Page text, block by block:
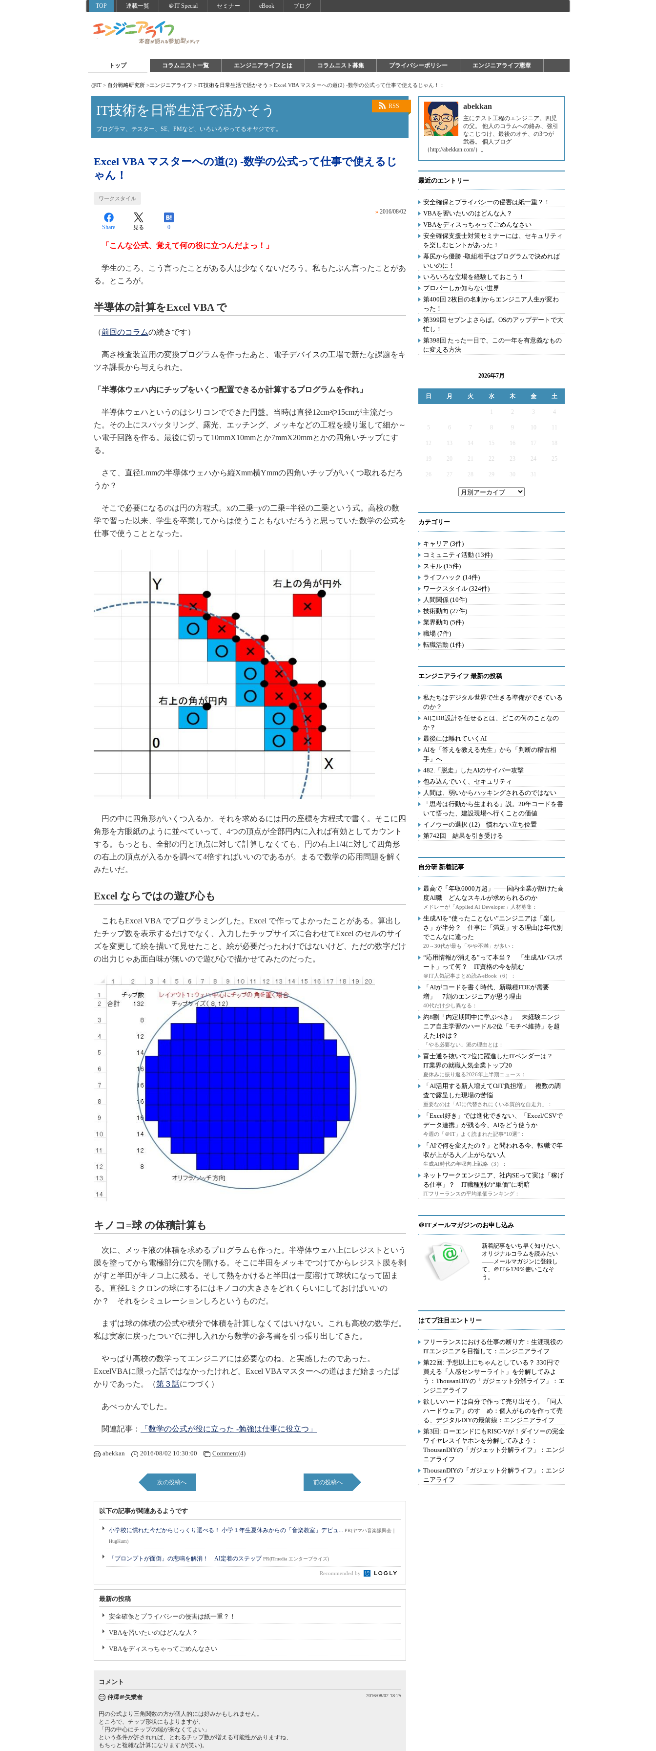
TOP 連載一覧 ＠IT Special セミナー eBook ブログ
トップ コラムニスト一覧 エンジニアライフとは コラムニスト募集 プライバシーポリシー エンジニアライフ憲章
@IT > 自分戦略研究所 >エンジニアライフ > IT技術を日常生活で活かそう > Excel VBA マスターへの道(2) -数学の公式って仕事で使えるじゃん！：
RSS
IT技術を日常生活で活かそう
プログラマ、テスター、SE、PMなど、いろいろやってるオヤジです。
Excel VBA マスターへの道(2) -数学の公式って仕事で使えるじ
ゃん！
ワークスタイル
» 2016/08/02
Share 見る 0
「こんな公式、覚えて何の役に立つんだよっ！」
学生のころ、こう言ったことがある人は少なくないだろう。私もたぶん言ったことがあ
る。ところが。
半導体の計算をExcel VBA で
（前回のコラムの続きです）
高さ検査装置用の変換プログラムを作ったあと、電子デバイスの工場で新たな課題をキ
ツネ課長から与えられた。
「半導体ウェハ内にチップをいくつ配置できるか計算するプログラムを作れ」
半導体ウェハというのはシリコンでできた円盤。当時は直径12cmや15cmが主流だっ
た。その上にスパッタリング、露光、エッチング、メッキなどの工程を繰り返して細か～
い電子回路を作る。最後に切って10mmX10mmとか7mmX20mmとかの四角いチップにす
る。
さて、直径Lmmの半導体ウェハから縦Xmm横Ymmの四角いチップがいくつ取れるだろ
うか？
そこで必要になるのは円の方程式。xの二乗+yの二乗=半径の二乗という式。高校の数
学で習った以来、学生を卒業してからは使うこともないだろうと思っていた数学の公式を
仕事で使うこととなった。
円の中に四角形がいくつ入るか。それを求めるには円の座標を方程式で書く。そこに四
角形を方眼紙のように並べていって、4つの頂点が全部円内に入れば有効としてカウント
する。もっとも、全部の円と頂点に対して計算しなくても、円の右上1/4に対して四角形
の右上の頂点が入るかを調べて4倍すればいいのであるが。まるで数学の応用問題を解く
みたいだ。
Excel ならではの遊び心も
これもExcel VBA でプログラミングした。Excel で作ってよかったことがある。算出し
たチップ数を表示するだけでなく、入力したチップサイズに合わせてExcel のセルのサイ
ズを変更して絵を描いて見せたこと。絵が必要だったわけではないけど、ただの数字だけ
の出力じゃあ面白味が無いので遊び心で描かせてみたのだった。
キノコ=球 の体積計算も
次に、メッキ液の体積を求めるプログラムも作った。半導体ウェハ上にレジストという
膜を塗ってから電極部分に穴を開ける。そこに半田をメッキでつけてからレジスト膜を剥
がすと半田がキノコ上に残る。そして熱をかけると半田は一度溶けて球状になって固ま
る。直径Lミクロンの球にするにはキノコの大きさをどれくらいにしておけばいいの
か？ それをシミュレーションしろというものだ。
まずは球の体積の公式や積分で体積を計算しなくてはいけない。これも高校の数学だ。
私は実家に戻ったついでに押し入れから数学の参考書を引っ張り出してきた。
やっぱり高校の数学ってエンジニアには必要なのね、と実感したのであった。
ExcelVBAに限った話ではなかったけれど。Excel VBAマスターへの道はまだ始まったば
かりであった。（第３話につづく）
あべっかんでした。
関連記事： 「数学の公式が役に立った -勉強は仕事に役立つ」
abekkan 2016/08/02 10:30:00 Comment(4)
次の投稿へ 前の投稿へ
以下の記事が関連あるようです
小学校に慣れた今だからじっくり選べる！ 小学１年生夏休みからの「音楽教室」デビュ... PR(ヤマハ音楽振興会｜
HugKum)
「プロンプトが面倒」の悲鳴を解消！ AI定着のステップPR(ITmedia エンタープライズ)
Recommended by
最新の投稿
安全確保とプライバシーの侵害は紙一重？！
VBAを習いたいのはどんな人？
VBAをディスっちゃってごめんなさい
コメント
仲澤＠失業者 2016/08/02 18:25
円の公式より三角関数の方が個人的には好みかもしれません。
ところで、チップ形状にもよりますが、
「円の中心にチップの端が来なくてよい」
という条件が許されれば、とれるチップ数が増える可能性がありますね、
もちっと複雑な計算になりますが(笑い)。
abekkan
主にテスト工程のエンジニア。四児
の父。 他人のコラムへの絡み、強引
なこじつけ、最後のオチ、の3つが
武器。 個人ブログ
（http://abekkan.com/）。
最近のエントリー
安全確保とプライバシーの侵害は紙一重？！
VBAを習いたいのはどんな人？
VBAをディスっちゃってごめんなさい
安全確保支援士対策セミナーには、セキュリティ
を楽しむヒントがあった！
幕尻から優勝 -取組相手はプログラムで決めれば
いいのに！
いろいろな立場を経験しておこう！
プロパーしか知らない世界
第400回 2枚目の名刺からエンジニア人生が変わ
った！
第399回 セブンよさらば。OSのアップデートで大
忙し！
第398回 たった一日で、この一年を有意義なもの
に変える方法
2026年7月
日 月 火 水 木 金 土
2 3 4
5 6 7 9
12 13 14 15 16 17
19 20 21 22 23 24 25
26 27 28 29 30 31
カテゴリー
キャリア (3件)
コミュニティ活動 (13件)
スキル (15件)
ライフハック (14件)
ワークスタイル (324件)
人間関係 (10件)
技術動向 (27件)
業界動向 (5件)
職場 (7件)
転職活動 (1件)
エンジニアライフ 最新の投稿
私たちはデジタル世界で生きる準備ができている
のか？
AIにDB設計を任せるとは、どこの何のことなの
か？
最後には離れていくAI
AIを「答えを教える先生」から「判断の稽古相
手」へ
482.「脱走」したAIのサイバー攻撃
包み込んでいく、セキュリティ
人間は、弱いからハッキングされるのではない
「思考は行動から生まれる」説。20年コードを書
いて悟った、建設現場へ行くことの価値
イノウーの選択 (12) 慣れない立ち位置
第742回 結果を引き受ける
自分研 新着記事
最高で「年収6000万超」――国内企業が設けた高
度AI職 どんなスキルが求められるのか
メドレーが「Applied AI Developer」人材募集：
生成AIを“使ったことない”エンジニアは「楽し
さ」が半分？ 仕事に「満足」する理由は年代別
でこんなに違った
20～30代が最も「やや不満」が多い：
“応用情報が消える”って本当？ 「生成AIパスポ
ート」って何？ IT資格の今を読む
＠IT人気記事まとめ読みeBook（6）：
「AIがコードを書く時代、新職種FDEが需要
増」 7割のエンジニアが思う理由
40代だけ少し異なる：
約8割「内定期間中に学ぶべき」 未経験エンジ
ニア自主学習のハードル2位「モチベ維持」を超
えた1位は？
「やる必要ない」派の理由とは：
富士通を抜いて2位に躍進したITベンダーは？
IT業界の就職人気企業トップ20
夏休みに振り返る2026年上半期ニュース：
「AI活用する新人増えてOJT負担増」 複数の調
査で露呈した現場の苦悩
重要なのは「AIに代替されにくい本質的な自走力」：
「Excel好き」では進化できない、「Excel/CSVで
データ連携」が残る今、AIをどう使うか
今週の「＠IT」よく読まれた記事“10選”：
「AIで何を変えたの？」と問われる今、転職で年
収が上がる人／上がらない人
生成AI時代の年収向上戦略（3）：
ネットワークエンジニア、社内SEって実は「稼げ
る仕事」？ IT職種別の“単価”に明暗
ITフリーランスの平均単価ランキング：
＠ITメールマガジンのお申し込み
新着記事をいち早く知りたい、
オリジナルコラムを読みたい
――メールマガジンに登録し
て、＠ITを120％使いこなそ
う。
はてブ注目エントリー
フリーランスにおける仕事の断り方：生涯現役の
ITエンジニアを目指して：エンジニアライフ
第22回: 予想以上にちゃんとしている？ 330円で
買える「人感センサーライト」を分解してみよ
う：ThousanDIYの「ガジェット分解ライフ」：エ
ンジニアライフ
欲しいハードは自分で作って売り出そう。「同人
ハードウェア」のすゝめ：個人がものを作って売
る、デジタルDIYの最前線：エンジニアライフ
第3回: ローエンドにもRISC-Vが！ダイソーの完全
ワイヤレスイヤホンを分解してみよう：
ThousanDIYの「ガジェット分解ライフ」：エンジ
ニアライフ
ThousanDIYの「ガジェット分解ライフ」：エンジ
ニアライフ